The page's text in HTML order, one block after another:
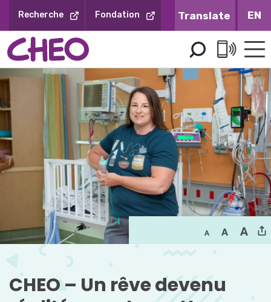
contenu
Recherche Fondation EN
CHEO – Un rêve devenu